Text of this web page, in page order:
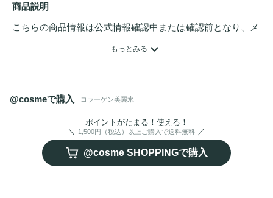
商品説明
こちらの商品情報は公式情報確認中または確認前となり、メ
発想を融合させた「乙女のしおり」シリーズ。
まるで昔の化粧品のような、どこか懐かしくてかわいいパッ
ケージは、洗面台やドレッサーに置くだけで気分も華やぎま
たっぷり使える大容量で、毎日のうるおいケアを心地よく続
もっとみる
@cosmeで購入 コラーゲン美麗水
ポイントがたまる！使える！
1,500円（税込）以上ご購入で送料無料
@cosme SHOPPINGで購入